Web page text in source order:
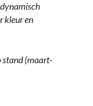
kleur en
stand (maart-